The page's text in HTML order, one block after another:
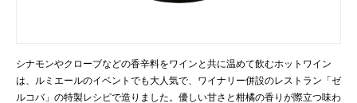
シナモンやクローブなどの香辛料をワインと共に温めて飲むホットワイン
は、ルミエールのイベントでも大人気で、ワイナリー併設のレストラン「ゼ
ルコバ」の特製レシピで造りました。優しい甘さと柑橘の香りが際立つ味わ